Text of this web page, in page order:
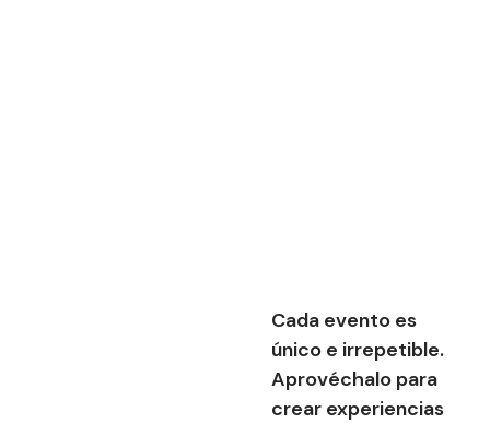
Cada evento es
único e irrepetible.
Aprovéchalo para
crear experiencias